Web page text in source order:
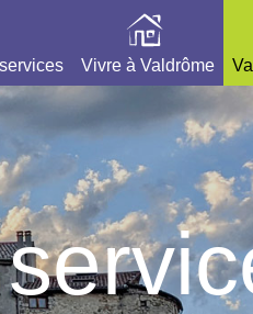
Vivre à Valdrôme